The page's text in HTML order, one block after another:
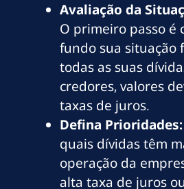
Avaliação da
O primeiro passo é
fundo sua situação
todas as suas
credores, valores
taxas de juros.
Defina Prioridades:
quais dívidas têm
operação da
alta taxa de juros